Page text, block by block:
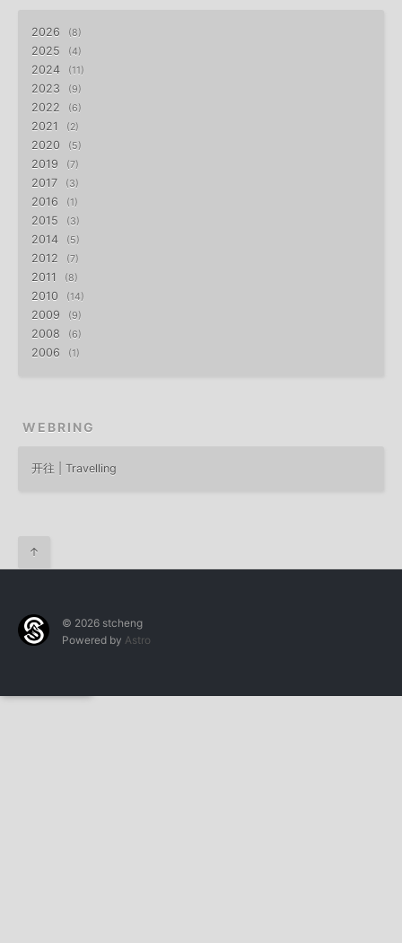
2026 8
2025 4
2024 11
2023 9
2022 6
2021 2
2020 5
2019 7
2017 3
2016 1
2015 3
2014 5
2012 7
2011 8
2010 14
2009 9
2008 6
2006 1
WEBRING
开往 | Travelling
↑
© 2026 stcheng
Powered by Astro